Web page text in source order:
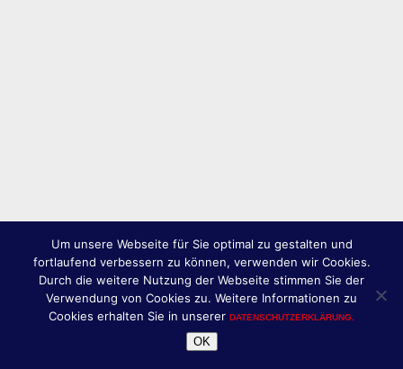
Um unsere Webseite für Sie optimal zu gestalten und
fortlaufend verbessern zu können, verwenden wir Cookies.
Durch die weitere Nutzung der Webseite stimmen Sie der
Verwendung von Cookies zu. Weitere Informationen zu
Cookies erhalten Sie in unserer DATENSCHUTZERKLÄRUNG.
OK